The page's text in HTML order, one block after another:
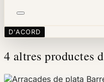
D'ACORD
4 altres productes